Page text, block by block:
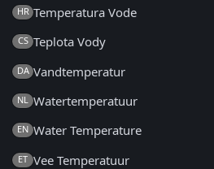
HR Temperatura Vode
CS Teplota Vody
DA Vandtemperatur
NL Watertemperatuur
EN Water Temperature
ET Vee Temperatuur